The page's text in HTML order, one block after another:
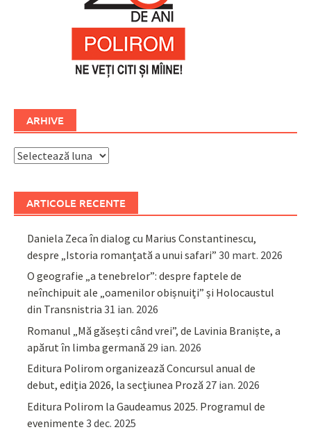
ARHIVE
Arhive
ARTICOLE RECENTE
Daniela Zeca în dialog cu Marius Constantinescu,
despre „Istoria romanțată a unui safari” 30 mart. 2026
O geografie „a tenebrelor”: despre faptele de
neînchipuit ale „oamenilor obișnuiți” și Holocaustul
din Transnistria 31 ian. 2026
Romanul „Mă găsești când vrei”, de Lavinia Braniște, a
apărut în limba germană 29 ian. 2026
Editura Polirom organizează Concursul anual de
debut, ediția 2026, la secțiunea Proză 27 ian. 2026
Editura Polirom la Gaudeamus 2025. Programul de
evenimente 3 dec. 2025